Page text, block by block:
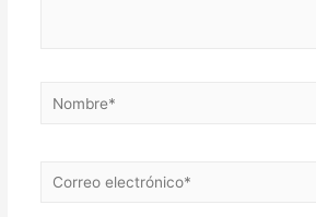
Nombre*
Correo